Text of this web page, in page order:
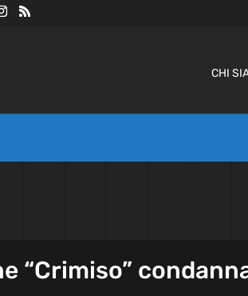
CHI
“Crimiso”